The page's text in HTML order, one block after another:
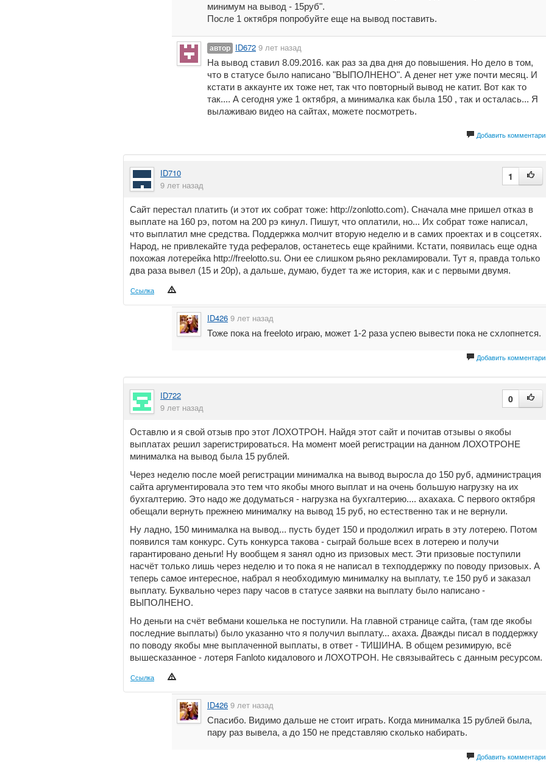
минимум на вывод - 15руб".
После 1 октября попробуйте еще на вывод поставить.
автор ID672 9 лет назад
На вывод ставил 8.09.2016. как раз за два дня до повышения. Но дело в том,
что в статусе было написано "ВЫПОЛНЕНО". А денег нет уже почти месяц. И
кстати в аккаунте их тоже нет, так что повторный вывод не катит. Вот как то
так.... А сегодня уже 1 октября, а минималка как была 150 , так и осталась... Я
вылаживаю видео на сайтах, можете посмотреть.
Добавить
ID710
9 лет назад
1
Сайт перестал платить (и этот их собрат тоже: http://zonlotto.com). Сначала мне пришел отказ в
выплате на 160 рэ, потом на 200 рэ кинул. Пишут, что оплатили, но... Их собрат тоже написал,
что выплатил мне средства. Поддержка молчит вторую неделю и в самих проектах и в соцсетях.
Народ, не привлекайте туда рефералов, останетесь еще крайними. Кстати, появилась еще одна
похожая лотерейка http://freelotto.su. Они ее слишком рьяно рекламировали. Тут я, правда только
два раза вывел (15 и 20р), а дальше, думаю, будет та же история, как и с первыми двумя.
Ссылка
ID426 9 лет назад
Тоже пока на freeloto играю, может 1-2 раза успею вывести пока не схлопнется.
Добавить
ID722
9 лет назад
0
Оставлю и я свой отзыв про этот ЛОХОТРОН. Найдя этот сайт и почитав отзывы о якобы
выплатах решил зарегистрироваться. На момент моей регистрации на данном ЛОХОТРОНЕ
минималка на вывод была 15 рублей.
Через неделю после моей регистрации минималка на вывод выросла до 150 руб, администрация
сайта аргументировала это тем что якобы много выплат и на очень большую нагрузку на их
бухгалтерию. Это надо же додуматься - нагрузка на бухгалтерию.... ахахаха. С первого октября
обещали вернуть прежнею минималку на вывод 15 руб, но естественно так и не вернули.
Ну ладно, 150 минималка на вывод... пусть будет 150 и продолжил играть в эту лотерею. Потом
появился там конкурс. Суть конкурса такова - сыграй больше всех в лотерею и получи
гарантировано деньги! Ну вообщем я занял одно из призовых мест. Эти призовые поступили
насчёт только лишь через неделю и то пока я не написал в техподдержку по поводу призовых. А
теперь самое интересное, набрал я необходимую минималку на выплату, т.е 150 руб и заказал
выплату. Буквально через пару часов в статусе заявки на выплату было написано -
ВЫПОЛНЕНО.
Но деньги на счёт вебмани кошелька не поступили. На главной странице сайта, (там где якобы
последние выплаты) было указанно что я получил выплату... ахаха. Дважды писал в поддержку
по поводу якобы мне выплаченной выплаты, в ответ - ТИШИНА. В общем резимирую, всё
вышесказанное - лотеря Fanloto кидалового и ЛОХОТРОН. Не связывайтесь с данным ресурсом.
Ссылка
ID426 9 лет назад
Спасибо. Видимо дальше не стоит играть. Когда минималка 15 рублей была,
пару раз вывела, а до 150 не представляю сколько набирать.
Добавить